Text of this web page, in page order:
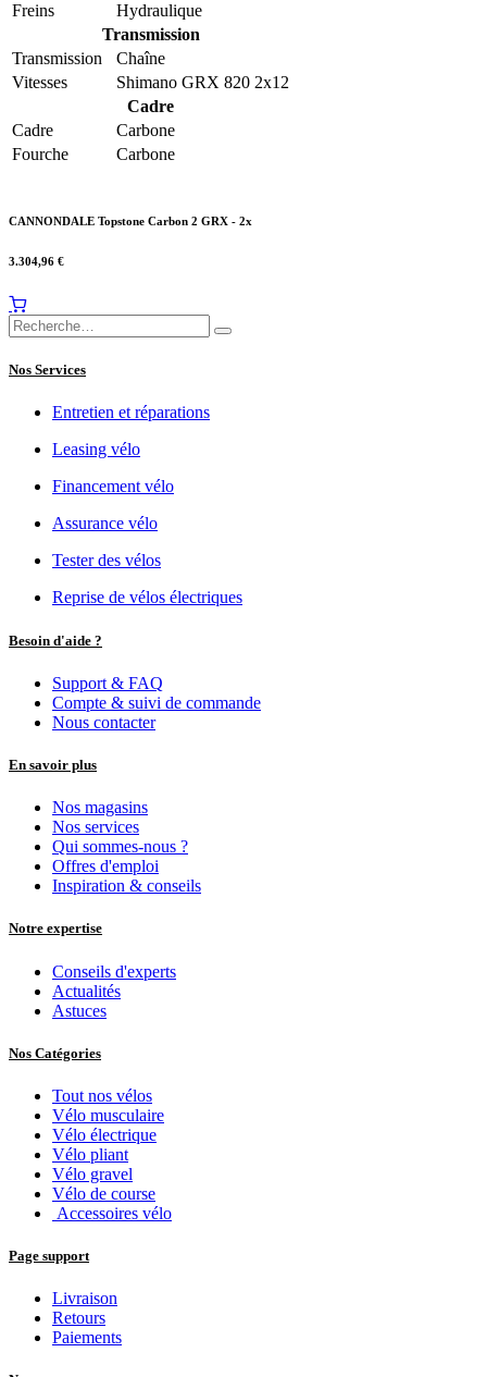
Freins
Hydraulique
Transmission
Transmission
Chaîne
Vitesses
Shimano GRX 820 2x12
Cadre
Cadre
Carbone
Fourche
Carbone
CANNONDALE Topstone Carbon 2 GRX - 2x
3.304,96 €
Nos Services
Entretien et réparations
Leasing vélo
Financement vélo
Assurance vélo
Tester des vélos
Reprise de vélos électriques
Besoin d'aide ?
Support & FAQ
Compte & suivi de commande
Nous contacter
En savoir plus
Nos magasins
Nos services
Qui sommes-nous ?
Offres d'emploi
Inspiration & conseils
Notre expertise
Conseils d'experts
Actualités
Astuces
Nos Catégories
Tout nos vélos
Vélo musculaire
Vélo électrique
Vélo pliant
Vélo gravel
Vélo de course
Accessoires vélo
Page support
Livraison
Retours
Paiements